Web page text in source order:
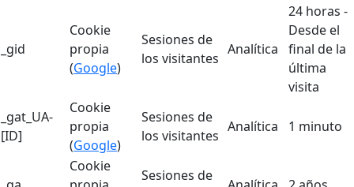
_gid
Cookie
propia
(Google)
Sesiones de
los visitantes
Analítica
24 horas -
Desde el
final de la
última
visita
_gat_UA-
[ID]
Cookie
propia
(Google)
Sesiones de
los visitantes
Analítica 1 minuto
Cookie
Sesiones de